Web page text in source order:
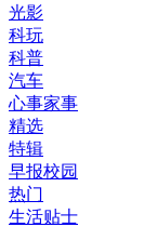
光影
科玩
科普
汽车
心事家事
精选
特辑
早报校园
热门
生活贴士